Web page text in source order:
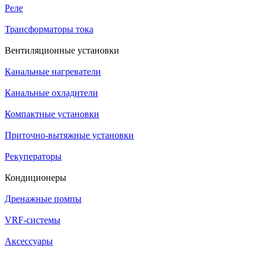
Реле
Трансформаторы тока
Вентиляционные установки
Канальные нагреватели
Канальные охладители
Компактные установки
Приточно-вытяжные установки
Рекуператоры
Кондиционеры
Дренажные помпы
VRF-системы
Аксессуары